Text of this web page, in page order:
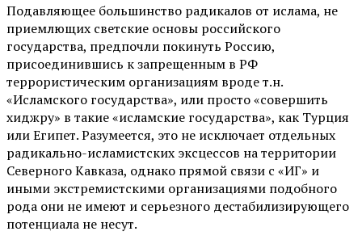
Подавляющее большинство радикалов от ислама, не
приемлющих светские основы российского
государства, предпочли покинуть Россию,
присоединившись к запрещенным в РФ
террористическим организациям вроде т.н.
«Исламского государства», или просто «совершить
хиджру» в такие «исламские государства», как Турция
или Египет. Разумеется, это не исключает отдельных
радикально-исламистских эксцессов на территории
Северного Кавказа, однако прямой связи с «ИГ» и
иными экстремистскими организациями подобного
рода они не имеют и серьезного дестабилизирующего
потенциала не несут.